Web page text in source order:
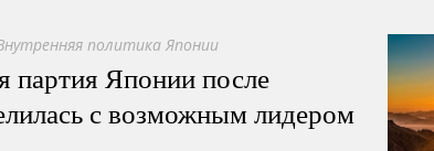
политика Японии
партия Японии после
с возможным лидером